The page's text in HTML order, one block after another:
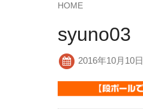
HOME
syuno03
2016年10月10日